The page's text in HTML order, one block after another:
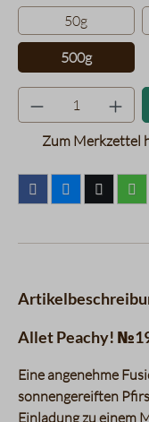
50g
500g
Zum Merkzettel
Allet Peachy!
Eine angenehme
sonnengereiften
Einladung zu einem